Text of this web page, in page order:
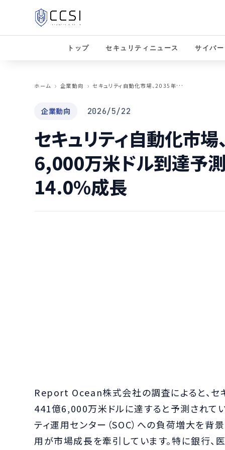
トップ セキュリティニュース サイバ
ホーム 企業動向 セ
キュリティ自動化市場、2035年に441億6,000万米ドル到達予測か AI活用で年率14.0%成長
企業動向 2026/5/22
セキュリティ自動化市
6,000万米ドル到達予
14.0%成長
Report Ocean株式会社の調査によると、
441億6,000万米ドルに達すると予測されて
ティ運用センター（SOC）への負荷増大を背
用が市場成長を牽引しています。特に銀行、